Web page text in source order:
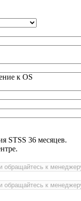
к OS
STSS 36 месяцев.